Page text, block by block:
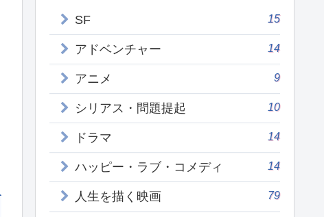
SF 15
アドベンチャー 14
アニメ 9
シリアス・問題提起 10
ドラマ 14
ハッピー・ラブ・コメディ 14
人生を描く映画 79